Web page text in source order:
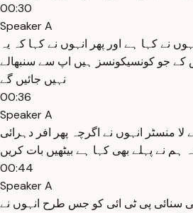
00:30
Speaker A
نے کہا ہے اور پھر انہوں نے کہا کہ یہ
کے جو کونسیکونسز ہیں اپ سے سنبھالے
نہیں جائیں گے
00:36
Speaker A
منسٹر انہوں نے اگرچہ پھر افر دہرائی
ہم نے پہلے بھی کہا ہے بیٹھیں بات کریں
00:44
Speaker A
سنائی پی ٹی ائی کو جس طرح انہوں نے